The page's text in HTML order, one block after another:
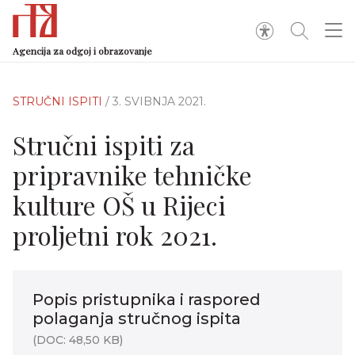
Agencija za odgoj i obrazovanje
STRUČNI ISPITI / 3. SVIBNJA 2021.
Stručni ispiti za
pripravnike tehničke
kulture OŠ u Rijeci
proljetni rok 2021.
Popis pristupnika i raspored
polaganja stručnog ispita
(DOC: 48,50 KB)